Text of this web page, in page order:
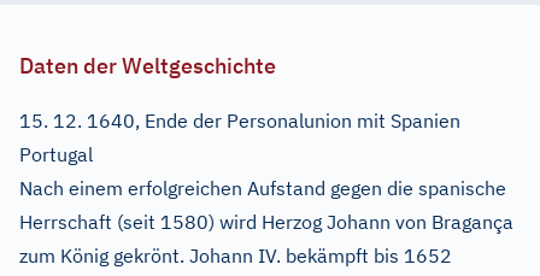
Daten der Weltgeschichte
15. 12. 1640, Ende der Personalunion mit Spanien
Portugal
Nach einem erfolgreichen Aufstand gegen die spanische
Herrschaft (seit 1580) wird Herzog Johann von Bragança
zum König gekrönt. Johann IV. bekämpft bis 1652